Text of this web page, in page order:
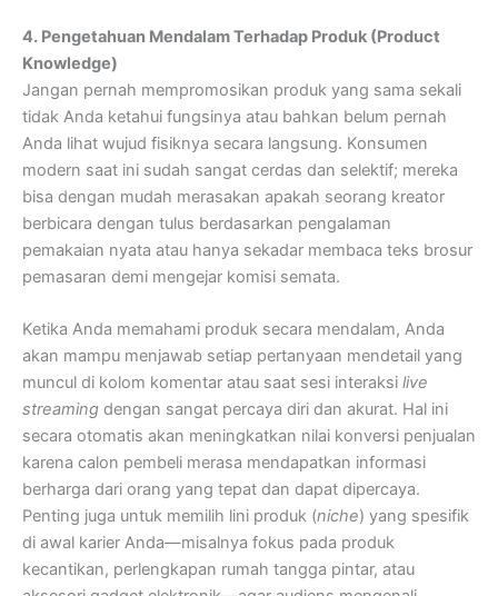
4. Pengetahuan Mendalam Terhadap Produk (Product
Knowledge)
Jangan pernah mempromosikan produk yang sama sekali
tidak Anda ketahui fungsinya atau bahkan belum pernah
Anda lihat wujud fisiknya secara langsung. Konsumen
modern saat ini sudah sangat cerdas dan selektif; mereka
bisa dengan mudah merasakan apakah seorang kreator
berbicara dengan tulus berdasarkan pengalaman
pemakaian nyata atau hanya sekadar membaca teks brosur
pemasaran demi mengejar komisi semata.
Ketika Anda memahami produk secara mendalam, Anda
akan mampu menjawab setiap pertanyaan mendetail yang
muncul di kolom komentar atau saat sesi interaksi live
streaming dengan sangat percaya diri dan akurat. Hal ini
secara otomatis akan meningkatkan nilai konversi penjualan
karena calon pembeli merasa mendapatkan informasi
berharga dari orang yang tepat dan dapat dipercaya.
Penting juga untuk memilih lini produk (niche) yang spesifik
di awal karier Anda—misalnya fokus pada produk
kecantikan, perlengkapan rumah tangga pintar, atau